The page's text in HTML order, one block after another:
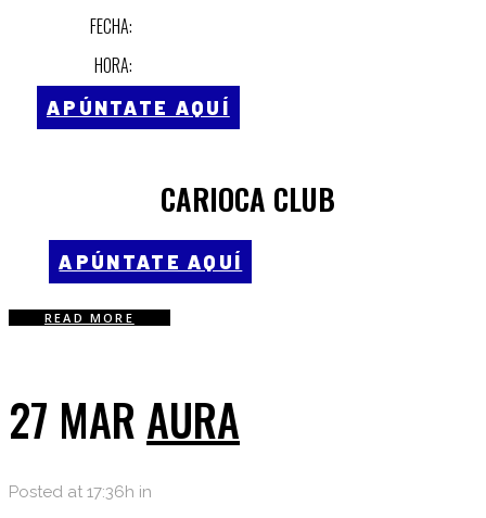
FECHA:
HORA:
APÚNTATE AQUÍ
CARIOCA CLUB
APÚNTATE AQUÍ
READ MORE
27 MARAURA
Posted at 17:36h in